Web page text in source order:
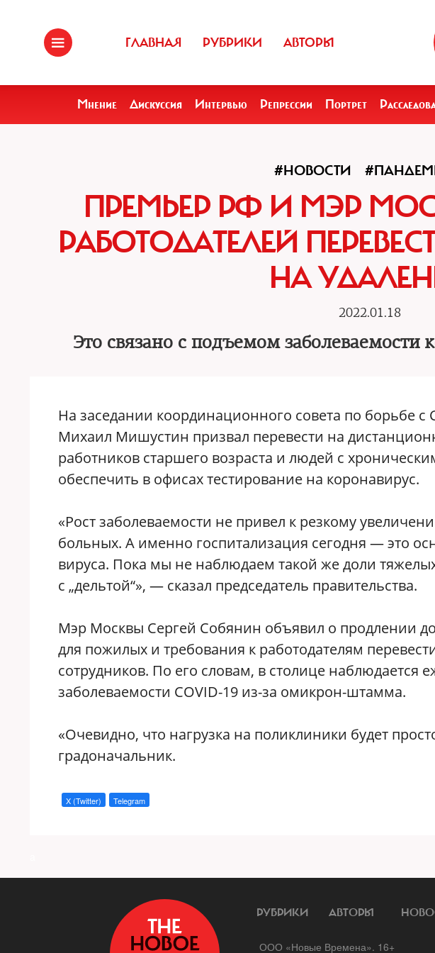
ГЛАВНАЯ РУБРИКИ АВТОРЫ
Мнение Дискуссия Интервью Репрессии Портрет
#НОВОСТИ
ПРЕМЬЕР РФ И МЭР
РАБОТОДАТЕЛЕЙ
НА
2022.01.18
Это связано с подъемом
На заседании координационного совета по борьбе с
Михаил Мишустин призвал перевести на
работников старшего возраста и людей с
обеспечить в офисах тестирование на коронавирус.
«Рост заболеваемости не привел к резкому
больных. А именно госпитализация сегодня ― это
вируса. Пока мы не наблюдаем такой же доли
с „дельтой“», ― сказал председатель правительства.
Мэр Москвы Сергей Собянин объявил о продлении
для пожилых и требования к работодателям
сотрудников. По его словам, в столице наблюдается
заболеваемости COVID-19 из-за омикрон-штамма.
«Очевидно, что нагрузка на поликлиники будет
градоначальник.
X (Twitter) Telegram
РУБРИКИ АВТОРЫ
ООО «Новые Времена». 16+